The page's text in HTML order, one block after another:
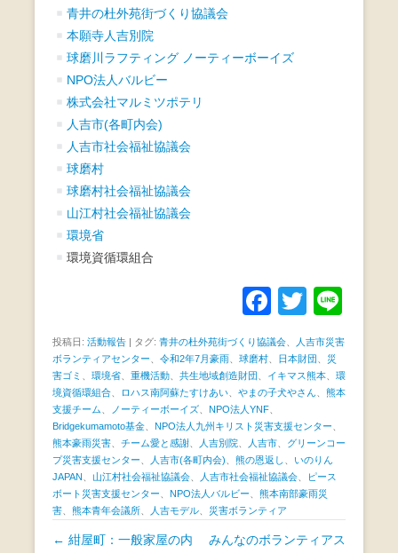
青井の杜外苑街づくり協議会
本願寺人吉別院
球磨川ラフティング ノーティーボーイズ
NPO法人バルビー
株式会社マルミツポテリ
人吉市(各町内会)
人吉市社会福祉協議会
球磨村
球磨村社会福祉協議会
山江村社会福祉協議会
環境省
環境資循環組合
F
c
e
b
o
o
k
T
wi
tt
er
投稿日: 活動報告 タグ: 青井の杜外苑街づくり協議会
人吉市災害
ボランティアセンター
令和2年7月豪雨 球磨村 日本財団
災
害ゴミ
環境省 重機活動 共生地域創造財団 イキマス熊本
環
境資循環組合
ロハス南阿蘇たすけあい やまの子犬やさん
熊本
支援チーム
ノーティーボーイズ NPO法人YNF
Bridgekumamoto基金
NPO法人九州キリスト災害支援センター
熊本豪雨災害
チーム愛と感謝 人吉別院 人吉市
グリーンコー
プ災害支援センター
人吉市(各町内会) 熊の恩返し
いのりん
JAPAN
山江村社会福祉協議会 人吉市社会福祉協議会
ピース
ボート災害支援センター
NPO法人バルビー
熊本南部豪雨災
害
熊本青年会議所 人吉モデル 災害ボランティア
投
← 紺屋町：一般家屋の内
みんなのボランティアス